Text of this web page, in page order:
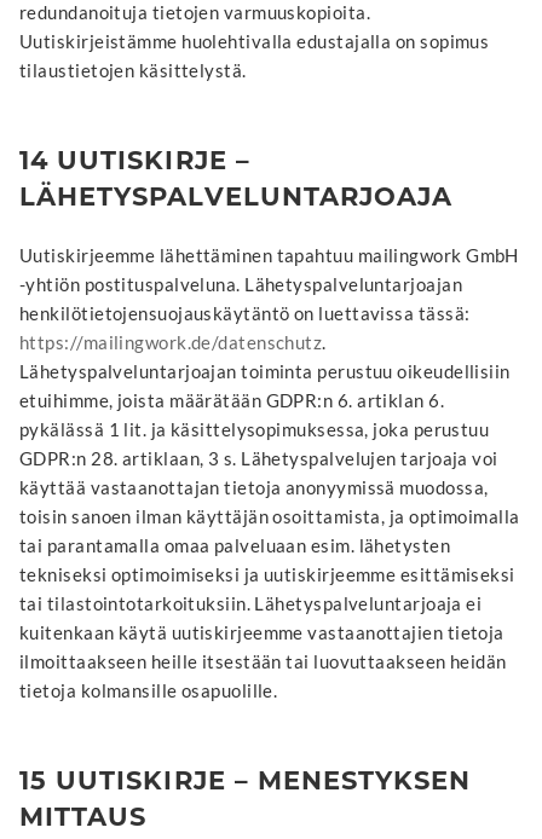
redundanoituja tietojen varmuuskopioita.
Uutiskirjeistämme huolehtivalla edustajalla on sopimus
tilaustietojen käsittelystä.
14 UUTISKIRJE –
LÄHETYSPALVELUNTARJOAJA
Uutiskirjeemme lähettäminen tapahtuu mailingwork GmbH
-yhtiön postituspalveluna. Lähetyspalveluntarjoajan
henkilötietojensuojauskäytäntö on luettavissa tässä:
https://mailingwork.de/datenschutz.
Lähetyspalveluntarjoajan toiminta perustuu oikeudellisiin
etuihimme, joista määrätään GDPR:n 6. artiklan 6.
pykälässä 1 lit. ja käsittelysopimuksessa, joka perustuu
GDPR:n 28. artiklaan, 3 s. Lähetyspalvelujen tarjoaja voi
käyttää vastaanottajan tietoja anonyymissä muodossa,
toisin sanoen ilman käyttäjän osoittamista, ja optimoimalla
tai parantamalla omaa palveluaan esim. lähetysten
tekniseksi optimoimiseksi ja uutiskirjeemme esittämiseksi
tai tilastointotarkoituksiin. Lähetyspalveluntarjoaja ei
kuitenkaan käytä uutiskirjeemme vastaanottajien tietoja
ilmoittaakseen heille itsestään tai luovuttaakseen heidän
tietoja kolmansille osapuolille.
15 UUTISKIRJE – MENESTYKSEN
MITTAUS